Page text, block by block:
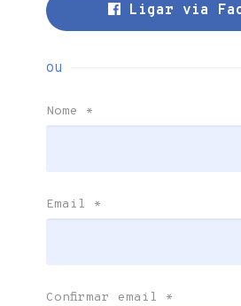
Ligar via
ou
Nome *
Email *
Confirmar email *